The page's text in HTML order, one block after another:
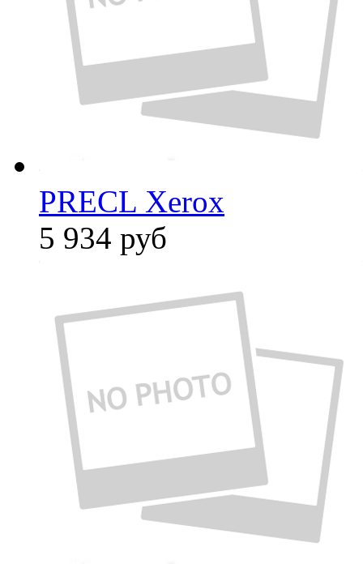
PRECL Xerox
5 934 руб